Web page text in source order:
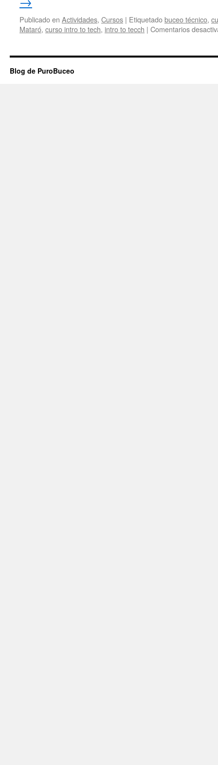
Publicado en Actividades, Cursos | Etiquetadobuceo técnico,
Mataró, curso intro to tech, intro to tecch | Comentarios
Blog de PuroBuceo